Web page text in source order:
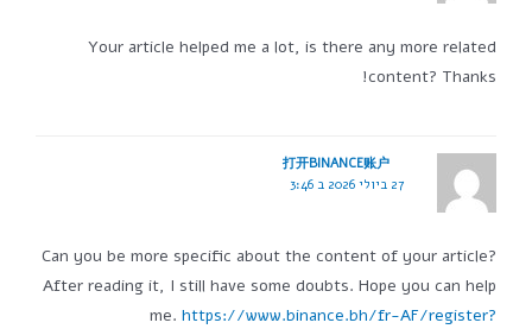
Your article helped me a lot, is there any more related
content? Thanks!
打开BINANCE账户
27 ביולי 2026 ב 3:46
Can you be more specific about the content of your article?
After reading it, I still have some doubts. Hope you can help
me. https://www.binance.bh/fr-AF/register?